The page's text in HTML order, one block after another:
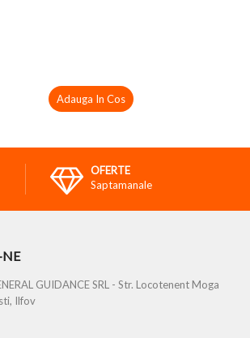
Adauga In Cos
OFERTE
Saptamanale
GUIDANCE SRL - Str. Locotenent Moga
Ilfov